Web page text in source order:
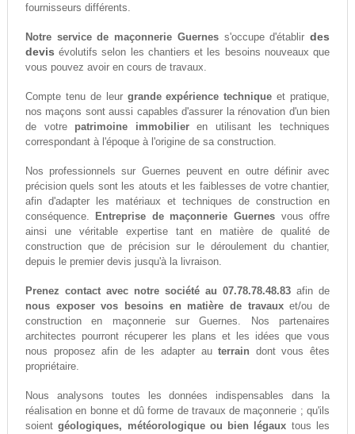
fournisseurs différents.
Notre service de maçonnerie Guerness'occupe d'établirdes
devis évolutifs selon les chantiers et les besoins nouveaux que
vous pouvez avoir en cours de travaux.
Compte tenu de leur grande expérience technique et pratique,
nos maçons sont aussi capables d'assurer la rénovation d'un bien
de votre patrimoine immobilieren utilisant les techniques
correspondant à l'époque à l'origine de sa construction.
Nos professionnels sur Guernes peuvent en outre définir avec
précision quels sont les atouts et les faiblesses de votre chantier,
afin d'adapter les matériaux et techniques de construction en
conséquence.
Entreprise de maçonnerie Guernes vous offre
ainsi une véritable expertise tant en matière de qualité de
construction que de précision sur le déroulement du chantier,
depuis le premier devis jusqu'à la livraison.
Prenez contact avec notre société au 07.78.78.48.83 afin de
nous exposer vos besoins en matière de travauxet/ou de
construction en maçonnerie sur Guernes. Nos partenaires
architectes pourront récuperer les plans et les idées que vous
nous proposez afin de les adapter auterrain dont vous êtes
propriétaire.
Nous analysons toutes les données indispensables dans la
réalisation en bonne et dû forme de travaux de maçonnerie ; qu'ils
soientgéologiques, météorologique ou bien légaux tous les